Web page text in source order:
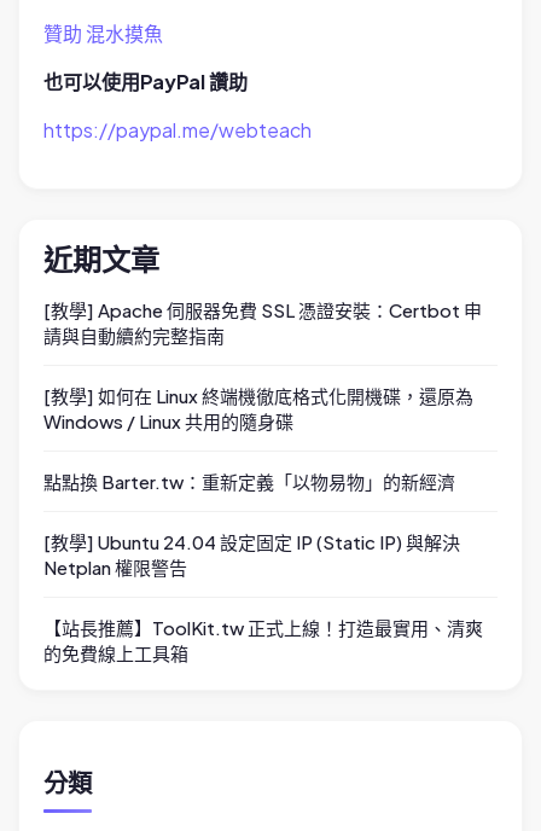
贊助 混水摸魚
也可以使用PayPal 讚助
https://paypal.me/webteach
近期文章
[教學] Apache 伺服器免費 SSL 憑證安裝：Certbot 申
請與自動續約完整指南
[教學] 如何在 Linux 終端機徹底格式化開機碟，還原為
Windows / Linux 共用的隨身碟
點點換 Barter.tw：重新定義「以物易物」的新經濟
[教學] Ubuntu 24.04 設定固定 IP (Static IP) 與解決
Netplan 權限警告
【站長推薦】ToolKit.tw 正式上線！打造最實用、清爽
的免費線上工具箱
分類